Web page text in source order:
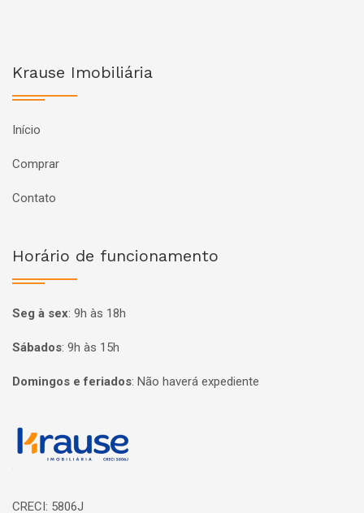
Krause Imobiliária
Início
Comprar
Contato
Horário de funcionamento
Seg à sex: 9h às 18h
Sábados: 9h às 15h
Domingos e feriados: Não haverá expediente
Página inicial
CRECI: 5806J